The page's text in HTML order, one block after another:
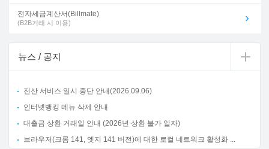
전자세금계산서(Billmate)
(B2B거래 시 이용)
뉴스 / 공지
전산 서비스 일시 중단 안내(2026.09.06)
인터넷뱅킹 메뉴 삭제 안내
대출금 상환 거래일 안내 (2026년 상환 불가 일자)
브라우저(크롬 141, 엣지 141 버전)에 대한 로컬 네트워크 활성화 ...